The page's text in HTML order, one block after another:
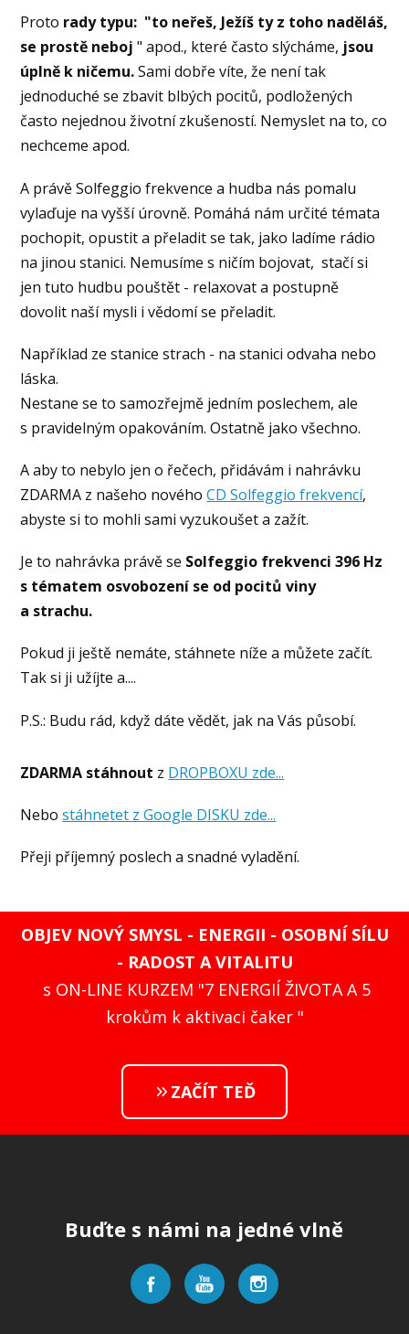
Proto rady typu: "to neřeš, Ježíš ty z toho naděláš,
se prostě neboj " apod., které často slýcháme, jsou
úplně k ničemu.Sami dobře víte, že není tak
jednoduché se zbavit blbých pocitů, podložených
často nejednou životní zkušeností. Nemyslet na to, co
nechceme apod.
A právě Solfeggio frekvence a hudba nás pomalu
vylaďuje na vyšší úrovně. Pomáhá nám určité témata
pochopit, opustit a přeladit se tak, jako ladíme rádio
na jinou stanici. Nemusíme s ničím bojovat, stačí si
jen tuto hudbu pouštět - relaxovat a postupně
dovolit naší mysli i vědomí se přeladit.
Například ze stanice strach - na stanici odvaha nebo
láska.
Nestane se to samozřejmě jedním poslechem, ale
s pravidelným opakováním. Ostatně jako všechno.
A aby to nebylo jen o řečech, přidávám i nahrávku
ZDARMA z našeho novéhoCD Solfeggio frekvencí,
abyste si to mohli sami vyzukoušet a zažít.
Je to nahrávka právě se Solfeggio frekvenci 396 Hz
s tématem osvobození se od pocitů viny
a strachu.
Pokud ji ještě nemáte, stáhnete níže a můžete začít.
Tak si ji užíjte a....
P.S.: Budu rád, když dáte vědět, jak na Vás působí.
ZDARMA stáhnout z DROPBOXU zde...
Nebostáhnetet z Google DISKU zde...
Přeji příjemný poslech a snadné vyladění.
OBJEV NOVÝ SMYSL - ENERGII - OSOBNÍ SÍLU
- RADOST A VITALITU
s ON-LINE KURZEM "7 ENERGIÍ ŽIVOTA A 5
krokům k aktivaci čaker "
ZAČÍT TEĎ
Buďte s námi na jedné vlně